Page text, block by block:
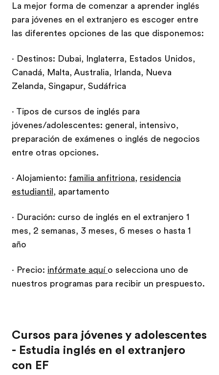
La mejor forma de comenzar a aprender inglés
para jóvenes en el extranjero es escoger entre
las diferentes opciones de las que disponemos:
· Destinos: Dubai, Inglaterra, Estados Unidos,
Canadá, Malta, Australia, Irlanda, Nueva
Zelanda, Singapur, Sudáfrica
· Tipos de cursos de inglés para
jóvenes/adolescentes: general, intensivo,
preparación de exámenes o inglés de negocios
entre otras opciones.
· Alojamiento: familia anfitriona, residencia
estudiantil, apartamento
· Duración: curso de inglés en el extranjero 1
mes, 2 semanas, 3 meses, 6 meses o hasta 1
año
· Precio: infórmate aquí o selecciona uno de
nuestros programas para recibir un prespuesto.
Cursos para jóvenes y adolescentes
- Estudia inglés en el extranjero
con EF